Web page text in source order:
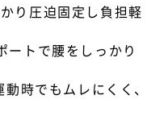
り圧迫固定し負担軽
ートで腰をしっかり
時でもムレにくく、